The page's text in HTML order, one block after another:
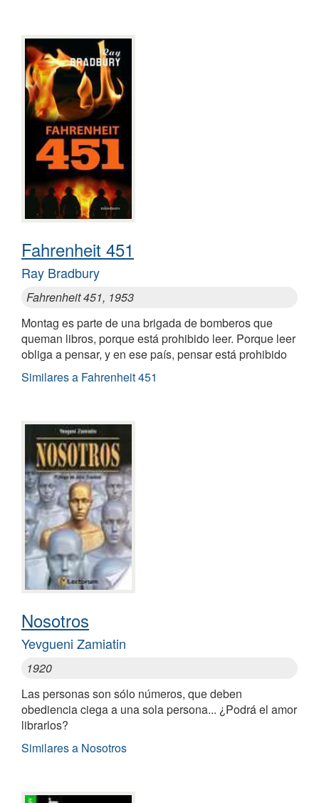
Fahrenheit 451
Ray Bradbury
Fahrenheit 451, 1953
Montag es parte de una brigada de bomberos que
queman libros, porque está prohibido leer. Porque leer
obliga a pensar, y en ese país, pensar está prohibido
Similares a Fahrenheit 451
Nosotros
Yevgueni Zamiatin
1920
Las personas son sólo números, que deben
obediencia ciega a una sola persona... ¿Podrá el amor
librarlos?
Similares a Nosotros